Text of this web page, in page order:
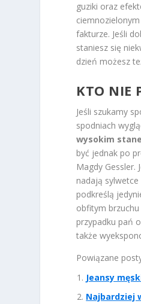
guziki oraz
fakturze. Jeśli
staniesz się
dzień możesz
KTO NIE
Jeśli szukamy
spodniach
wysokim
być jednak po
Magdy
nadają
podkreślą
obfitym
przypadku pań
także
Powiązane
Jeansy
Najbardziej